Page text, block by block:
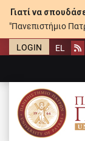
Γιατί να
"Πανεπιστήμιο
LOGIN EL